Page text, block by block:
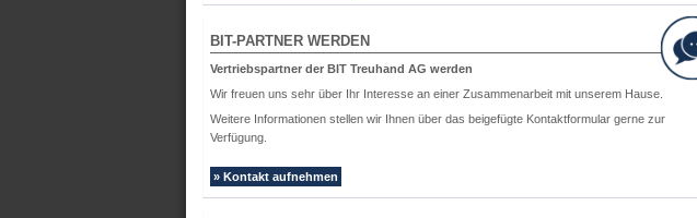
BIT-PARTNER WERDEN
Vertriebspartner der BIT Treuhand AG werden
Wir freuen uns sehr über Ihr Interesse an einer Zusammenarbeit mit unserem Hause.
Weitere Informationen stellen wir Ihnen über das beigefügte Kontaktformular gerne zur
Verfügung.
» Kontakt aufnehmen